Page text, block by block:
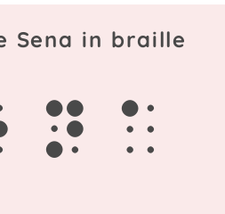
Sena in braille
n a